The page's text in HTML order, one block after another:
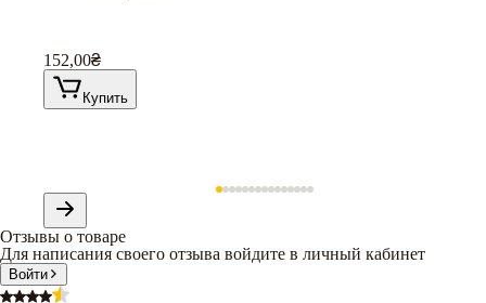
152,00₴
Купить
Отзывы о товаре
Для написания своего отзыва войдите в личный кабинет
Войти